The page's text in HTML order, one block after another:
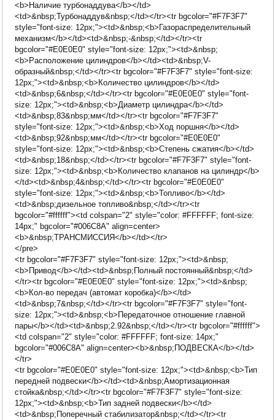
<b>Наличие турбонаддува</b></td>
<td>&nbsp;Турбонаддув&nbsp;</td></tr><tr bgcolor="#F7F3F7"
style="font-size: 12px;"><td>&nbsp;<b>Газораспределительный
механизм</b></td><td>&nbsp;-&nbsp;</td></tr><tr
bgcolor="#E0E0E0" style="font-size: 12px;"><td>&nbsp;
<b>Расположение цилиндров</b></td><td>&nbsp;V-
образный&nbsp;</td></tr><tr bgcolor="#F7F3F7" style="font-size:
12px;"><td>&nbsp;<b>Количество цилиндров</b></td>
<td>&nbsp;6&nbsp;</td></tr><tr bgcolor="#E0E0E0" style="font-
size: 12px;"><td>&nbsp;<b>Диаметр цилиндра</b></td>
<td>&nbsp;83&nbsp;мм</td></tr><tr bgcolor="#F7F3F7"
style="font-size: 12px;"><td>&nbsp;<b>Ход поршня</b></td>
<td>&nbsp;92&nbsp;мм</td></tr><tr bgcolor="#E0E0E0"
style="font-size: 12px;"><td>&nbsp;<b>Степень сжатия</b></td>
<td>&nbsp;18&nbsp;</td></tr><tr bgcolor="#F7F3F7" style="font-
size: 12px;"><td>&nbsp;<b>Количество клапанов на цилиндр</b>
</td><td>&nbsp;4&nbsp;</td></tr><tr bgcolor="#E0E0E0"
style="font-size: 12px;"><td>&nbsp;<b>Топливо</b></td>
<td>&nbsp;дизельное топливо&nbsp;</td></tr><tr
bgcolor="#ffffff"><td colspan="2" style="color: #FFFFFF; font-size:
14px;" bgcolor="#006C8A" align=center>
<b>&nbsp;ТРАНСМИССИЯ</b></td></tr>
</pre>
<tr bgcolor="#F7F3F7" style="font-size: 12px;"><td>&nbsp;
<b>Привод</b></td><td>&nbsp;Полный постоянный&nbsp;</td>
</tr><tr bgcolor="#E0E0E0" style="font-size: 12px;"><td>&nbsp;
<b>Кол-во передач (автомат коробка)</b></td>
<td>&nbsp;7&nbsp;</td></tr><tr bgcolor="#F7F3F7" style="font-
size: 12px;"><td>&nbsp;<b>Передаточное отношение главной
пары</b></td><td>&nbsp;2.92&nbsp;</td></tr><tr bgcolor="#ffffff">
<td colspan="2" style="color: #FFFFFF; font-size: 14px;"
bgcolor="#006C8A" align=center><b>&nbsp;ПОДВЕСКА</b></td>
</tr>
<tr bgcolor="#E0E0E0" style="font-size: 12px;"><td>&nbsp;<b>Тип
передней подвески</b></td><td>&nbsp;Амортизационная
стойка&nbsp;</td></tr><tr bgcolor="#F7F3F7" style="font-size:
12px;"><td>&nbsp;<b>Тип задней подвески</b></td>
<td>&nbsp;Поперечный стабилизатор&nbsp;</td></tr><tr